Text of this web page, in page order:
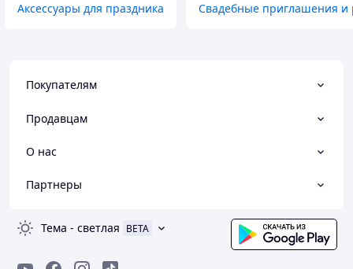
Аксессуары для праздника Свадебные приглашения и
Покупателям
Продавцам
О нас
Партнеры
Тема - светлая BETA